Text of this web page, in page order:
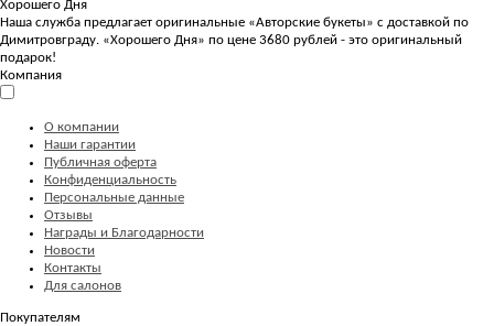
Хорошего Дня
Наша служба предлагает оригинальные «Авторские букеты» с доставкой по
Димитровграду. «Хорошего Дня» по цене 3680 рублей - это оригинальный
подарок!
Компания
О компании
Наши гарантии
Публичная оферта
Конфиденциальность
Персональные данные
Отзывы
Награды и Благодарности
Новости
Контакты
Для салонов
Покупателям